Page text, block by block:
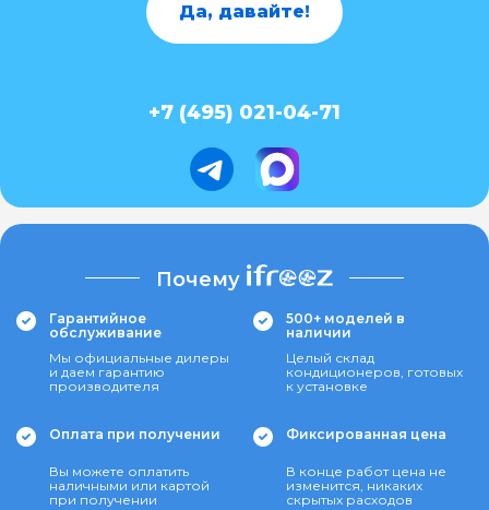
Да, давайте!
+7 (495) 021-04-71
Почему
Гарантийное
обслуживание
Мы официальные дилеры
и даем гарантию
производителя
500+ моделей в
наличии
Целый склад
кондиционеров, готовых
к установке
Оплата при получении
Вы можете оплатить
наличными или картой
при получении
Фиксированная цена
В конце работ цена не
изменится, никаких
скрытых расходов